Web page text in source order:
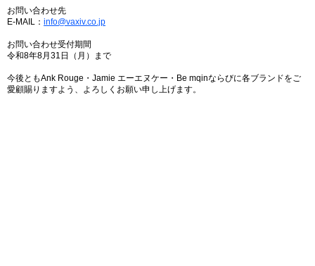
お問い合わせ先
E-MAIL： info@vaxiv.co.jp
お問い合わせ受付期間
令和8年8月31日（月）まで
今後ともAnk Rouge・Jamie エーエヌケー・Be mqinならびに各ブランドをご
愛顧賜りますよう、よろしくお願い申し上げます。